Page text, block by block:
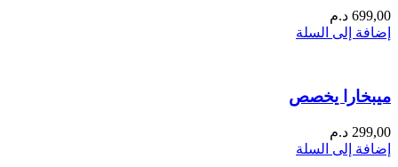
699,00 د.م
إضافة إلى السلة
ميبخارا يخصص
299,00 د.م
إضافة إلى السلة